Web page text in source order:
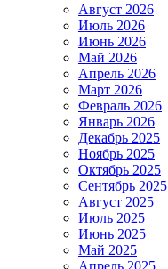
Август 2026
Июль 2026
Июнь 2026
Май 2026
Апрель 2026
Март 2026
Февраль 2026
Январь 2026
Декабрь 2025
Ноябрь 2025
Октябрь 2025
Сентябрь 2025
Август 2025
Июль 2025
Июнь 2025
Май 2025
Апрель 2025